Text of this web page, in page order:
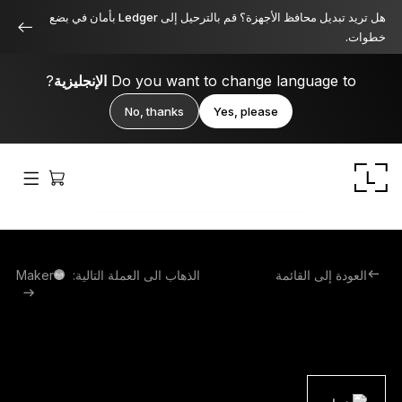
هل تريد تبديل محافظ الأجهزة؟ قم بالترحيل إلى Ledger بأمان في بضع
خطوات.
Do you want to change language to الإنجليزية?
Yes, please
No, thanks
العودة إلى القائمة الذهاب الى العملة التالية: Maker